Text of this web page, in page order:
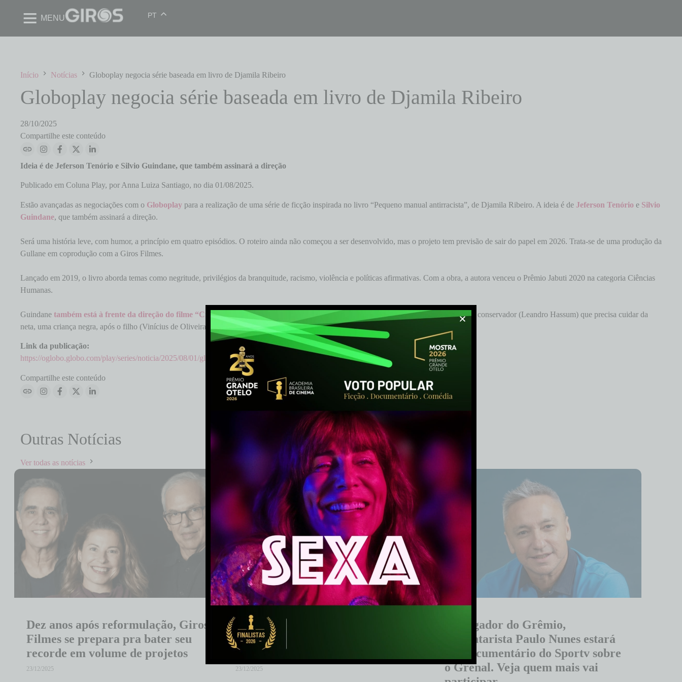
MENU PT
Início Notícias Globoplay negocia série baseada em livro de Djamila Ribeiro
Globoplay negocia série baseada em livro de Djamila Ribeiro
28/10/2025
Compartilhe este conteúdo
Ideia é de Jeferson Tenório e Silvio Guindane, que também assinará a direção
Publicado em Coluna Play, por Anna Luiza Santiago, no dia 01/08/2025.
Estão avançadas as negociações com o Globoplay para a realização de uma série de ficção inspirada no livro “Pequeno manual antirracista”, de Djamila Ribeiro. A ideia é de Jeferson Tenório e Silvio
Guindane, que também assinará a direção.
Será uma história leve, com humor, a princípio em quatro episódios. O roteiro ainda não começou a ser desenvolvido, mas o projeto tem previsão de sair do papel em 2026. Trata-se de uma produção da
Gullane em coprodução com a Giros Filmes.
Lançado em 2019, o livro aborda temas como negritude, privilégios da branquitude, racismo, violência e políticas afirmativas. Com a obra, a autora venceu o Prêmio Jabuti 2020 na categoria Ciências
Humanas.
Guindane também está à frente da direção do filme “Crisálida”
. Baseado na HQ homônima de Vinicius Velo, o enredo é sobre um homem conservador (Leandro Hassum) que precisa cuidar da
neta, uma criança negra, após o filho (Vinícius de Oliveira) ficar gravemente doente.
Link da publicação:
https://oglobo.globo.com/play/series/noticia/2025/08/01/globoplay-negocia-serie-baseada-em-livro-de-djamila-ribeiro.ghtml?utm
Compartilhe este conteúdo
Outras Notícias
Ver todas as notícias
Dez anos após reformulação, Giros
Filmes se prepara pra bater seu
recorde em volume de projetos
23/12/2025
Globoplay será um dos produtores
de filme sobre Carmen Miranda
estrelado por Larissa Manoela
23/12/2025
Ex-jogador do Grêmio,
comentarista Paulo Nunes estará
em documentário do Sportv sobre
o Grenal. Veja quem mais vai